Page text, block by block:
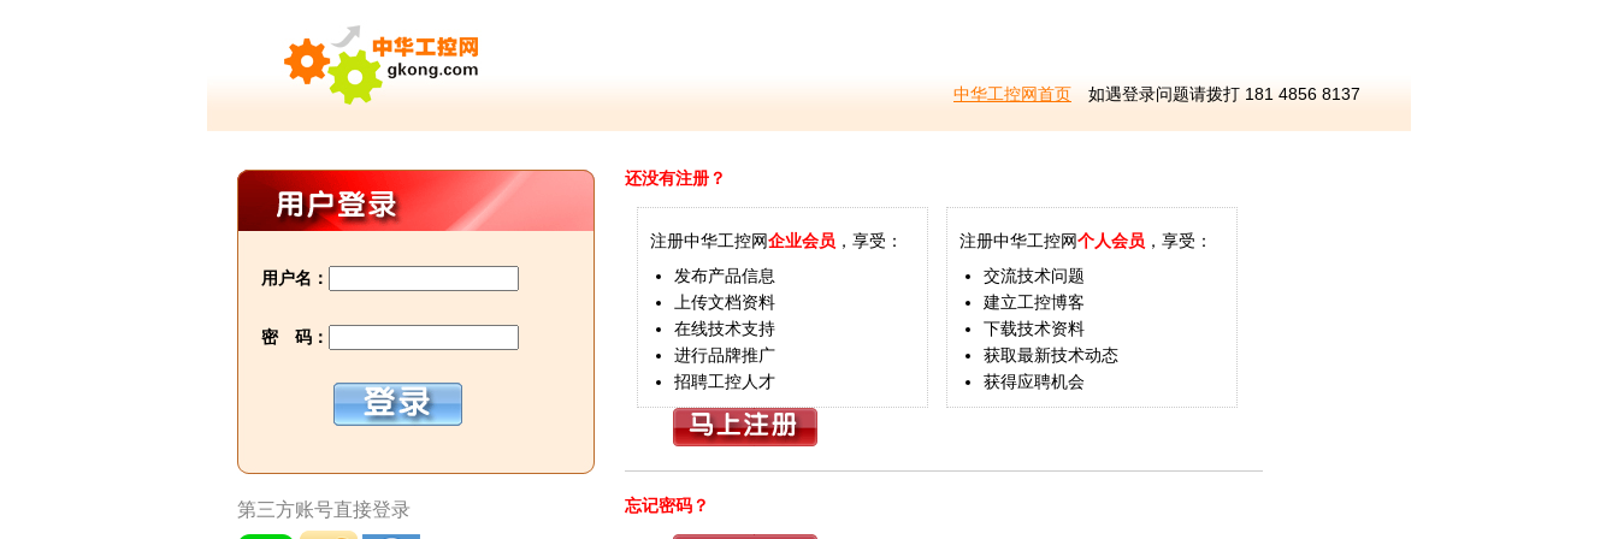
中华工控网首页 如遇登录问题请拨打 181 4856 8137
用户名：
密 码：
第三方账号直接登录
还没有注册？
注册中华工控网企业会员 ，享受：
发布产品信息
上传文档资料
在线技术支持
进行品牌推广
招聘工控人才
注册中华工控网个人会员 ，享受：
交流技术问题
建立工控博客
下载技术资料
获取最新技术动态
获得应聘机会
忘记密码？